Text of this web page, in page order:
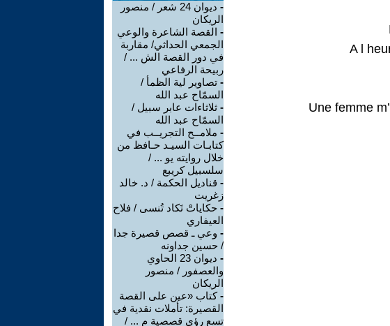
-
ديوان 24 شعر / منصور
الريكان
- القصة الشاعرة والوعي
الجمعي الحداثي/ مقاربة
في دور القصة الش ... /
ربيحة الرفاعي
- تصاوير لية الظمأ /
السمّاح عبد الله
- ثلاثاءات عابر سبيل /
السمّاح عبد الله
- ملامــح التجريــب في
كتابـات السيـد حـافظ من
خلال روايته يو ... /
سلسبيل كريبع
- قناديل الحكمة / د. خالد
زغريت
- حكاياتْ تَكاد تُنسى / فلاح
العيفاري
- وعي ـ قصص قصيرة جدا
/ حسين جداونه
-
ديوان 23 الحاوي
والعصفور / منصور
الريكان
-كتاب «عين على القصة
القصيرة: تأملات نقدية في
تسع رؤى قصصية م ... /